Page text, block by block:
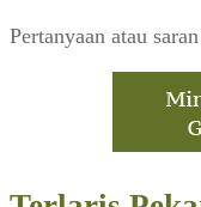
Pertanyaan atau